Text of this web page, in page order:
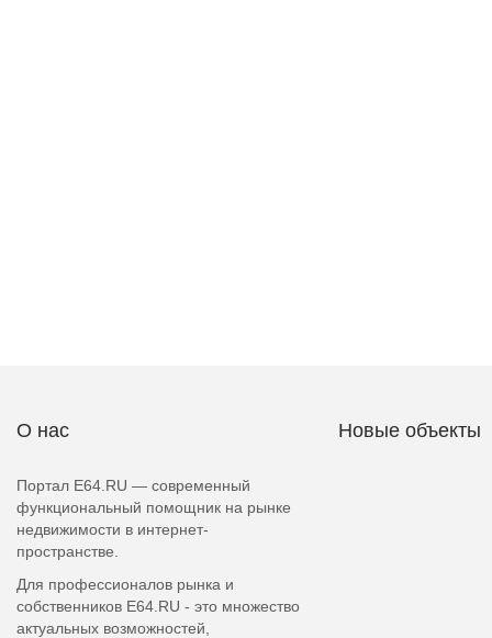
О нас
Портал E64.RU — современный
функциональный помощник на рынке
недвижимости в интернет-
пространстве.
Для профессионалов рынка и
собственников E64.RU - это множество
актуальных возможностей,
Новые объекты